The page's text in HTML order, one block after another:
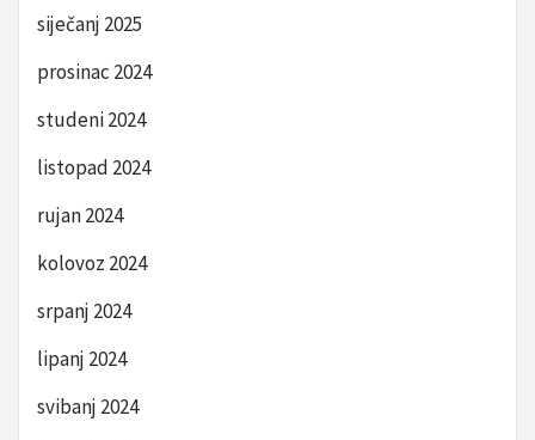
siječanj 2025
prosinac 2024
studeni 2024
listopad 2024
rujan 2024
kolovoz 2024
srpanj 2024
lipanj 2024
svibanj 2024